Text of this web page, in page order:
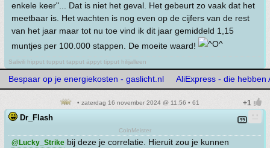
enkele keer"... Dat is niet het geval. Het gebeurt zo vaak dat het
meetbaar is. Het wachten is nog even op de cijfers van de rest
van het jaar maar tot nu toe vind ik dit jaar gemiddeld 1,15
muntjes per 100.000 stappen. De moeite waard!
Salivili hipput tupput tapput äppyt tipput hilijalleen
Bespaar op je energiekosten - gaslicht.nl AliExpress - die hebben
• zaterdag 16 november 2024 @ 11:56 • 61
Dr_Flash
CoinMeister
@Lucky_Strike bij deze je correlatie. Hieruit zou je kunnen